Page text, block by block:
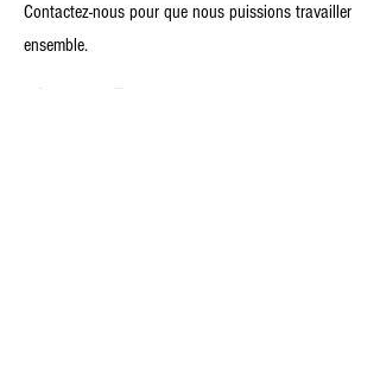
Contactez-nous pour que nous puissions travailler
ensemble.